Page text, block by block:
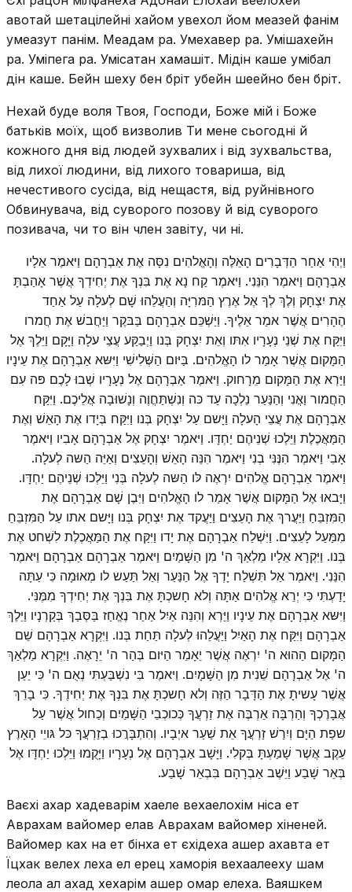
авотай шетацілейні хайом увехол йом меазей фанім
умеазут панім. Меадам ра. Умехавер ра. Умішахейн
ра. Уміпега ра. Умісатан хамашіт. Мідін каше умібал
дін каше. Бейн шеху бен бріт убейн шеейно бен бріт.
Нехай буде воля Твоя, Господи, Боже мій і Боже
батьків моїх, щоб визволив Ти мене сьогодні й
кожного дня від людей зухвалих і від зухвальства,
від лихої людини, від лихого товариша, від
нечестивого сусіда, від нещастя, від руйнівного
Обвинувача, від суворого позову й від суворого
позивача, чи то він член завіту, чи ні.
וַיְהִי אַחַר הַדְּבָרִים הָאֵלֶּה וְהָאֱלהִים נִסָּה אֶת אַבְרָהָם וַיּאמֶר אֵלָיו
אַבְרָהָם וַיּאמֶר הִנֵּנִי. וַיּאמֶר קַח נָא אֶת בִּנְךָ אֶת יְחִידְךָ אֲשֶׁר אָהַבְתָּ
אֶת יִצְחָק וְלֶךְ לְךָ אֶל אֶרֶץ הַמּרִיָּה וְהַעֲלֵהוּ שָׁם לְעלָה עַל אַחַד
הֶהָרִים אֲשֶׁר אמַר אֵלֶיךָ. וַיַּשְׁכֵּם אַבְרָהָם בַּבּקֶר וַיַּחֲבשׁ אֶת חֲמרו
וַיִּקַּח אֶת שְׁנֵי נְעָרָיו אִתּו וְאֵת יִצְחָק בְּנו וַיְבַקַּע עֲצֵי עלָה וַיָּקָם וַיֵּלֶךְ אֶל
הַמָּקום אֲשֶׁר אָמַר לו הָאֱלהִים. בַּיּום הַשְּׁלִישִׁי וַיִּשּא אַבְרָהָם אֶת עֵינָיו
וַיַּרְא אֶת הַמָּקום מֵרָחוק. וַיּאמֶר אַבְרָהָם אֶל נְעָרָיו שְׁבוּ לָכֶם פּה עִם
הַחֲמור וַאֲנִי וְהַנַּעַר נֵלְכָה עַד כּה וְנִשְׁתַּחֲוֶה וְנָשׁוּבָה אֲלֵיכֶם. וַיִּקַּח
אַבְרָהָם אֶת עֲצֵי הָעלָה וַיָּשם עַל יִצְחָק בְּנו וַיִּקַּח בְּיָדו אֶת הָאֵשׁ וְאֶת
הַמַּאֲכֶלֶת וַיֵּלְכוּ שְׁנֵיהֶם יַחְדָּו. וַיּאמֶר יִצְחָק אֶל אַבְרָהָם אָבִיו וַיּאמֶר
אָבִי וַיּאמֶר הִנֶּנִּי בְנִי וַיּאמֶר הִנֵּה הָאֵשׁ וְהָעֵצִים וְאַיֵּה הַשּה לְעלָה.
וַיּאמֶר אַבְרָהָם אֱלהִים יִרְאֶה לּו הַשּה לְעלָה בְּנִי וַיֵּלְכוּ שְׁנֵיהֶם יַחְדָּו.
וַיָּבאוּ אֶל הַמָּקום אֲשֶׁר אָמַר לו הָאֱלהִים וַיִּבֶן שָׁם אַבְרָהָם אֶת
הַמִּזְבֵּחַ וַיַּעֲרךְ אֶת הָעֵצִים וַיַּעֲקד אֶת יִצְחָק בְּנו וַיָּשם אתו עַל הַמִּזְבֵּחַ
מִמַּעַל לָעֵצִים. וַיִּשְׁלַח אַבְרָהָם אֶת יָדו וַיִּקַּח אֶת הַמַּאֲכֶלֶת לִשְׁחט אֶת
בְּנו. וַיִּקְרָא אֵלָיו מַלְאַךְ ה' מִן הַשָּׁמַיִם וַיּאמֶר אַבְרָהָם אַבְרָהָם וַיּאמֶר
הִנֵּנִי. וַיּאמֶר אַל תִּשְׁלַח יָדְךָ אֶל הַנַּעַר וְאַל תַּעַש לו מְאוּמָה כִּי עַתָּה
יָדַעְתִּי כִּי יְרֵא אֱלהִים אַתָּה וְלא חָשכְתָּ אֶת בִּנְךָ אֶת יְחִידְךָ מִמֶּנִּי.
וַיִּשּא אַבְרָהָם אֶת עֵינָיו וַיַּרְא וְהִנֵּה אַיִל אַחַר נֶאֱחַז בַּסְּבַךְ בְּקַרְנָיו וַיֵּלֶךְ
אַבְרָהָם וַיִּקַּח אֶת הָאַיִל וַיַּעֲלֵהוּ לְעלָה תַּחַת בְּנו. וַיִּקְרָא אַבְרָהָם שֵׁם
הַמָּקום הַהוּא ה' יִרְאֶה אֲשֶׁר יֵאָמֵר הַיּום בְּהַר ה' יֵרָאֶה. וַיִּקְרָא מַלְאַךְ
ה' אֶל אַבְרָהָם שֵׁנִית מִן הַשָּׁמָיִם. וַיּאמֶר בִּי נִשְׁבַּעְתִּי נְאֻם ה' כִּי יַעַן
אֲשֶׁר עָשיתָ אֶת הַדָּבָר הַזֶּה וְלא חָשכְתָּ אֶת בִּנְךָ אֶת יְחִידֶךָ. כִּי בָרֵךְ
אֲבָרֶכְךָ וְהַרְבָּה אַרְבֶּה אֶת זַרְעֲךָ כְּכוכְבֵי הַשָּׁמַיִם וְכַחול אֲשֶׁר עַל
שפַת הַיָּם וְיִרַשׁ זַרְעֲךָ אֵת שַׁעַר איְבָיו. וְהִתְבָּרֲכוּ בְזַרְעֲךָ כּל גּויֵי הָאָרֶץ
עֵקֶב אֲשֶׁר שָׁמַעְתָּ בְּקלִי. וַיָּשָׁב אַבְרָהָם אֶל נְעָרָיו וַיָּקֻמוּ וַיֵּלְכוּ יַחְדָּו אֶל
בְּאֵר שָׁבַע וַיֵּשֶׁב אַבְרָהָם בִּבְאֵר שָׁבַע.
Ваєхі ахар хадеварім хаеле вехаелохім ніса ет
Аврахам вайомер елав Аврахам вайомер хіненей.
Вайомер ках на ет бінха ет єхідеха ашер ахавта ет
Їцхак велех леха ел ерец хаморія вехаалееху шам
леола ал ахад хехарім ашер омар елеха. Ваяшкем